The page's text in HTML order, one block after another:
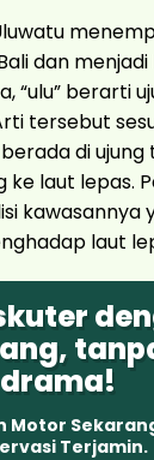
dan menjadi
“ulu” berarti
tersebut
di
ke laut lepas.
kawasannya
laut
drama!
Motor
Terjamin.